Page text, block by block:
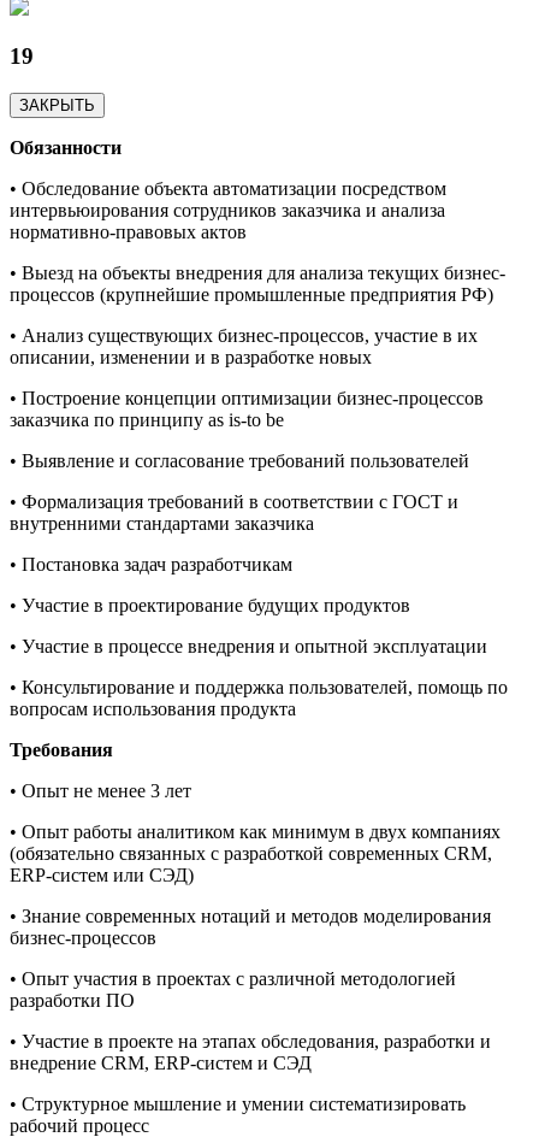
19
ЗАКРЫТЬ
Обязанности
• Обследование объекта автоматизации посредством
интервьюирования сотрудников заказчика и анализа
нормативно-правовых актов
• Выезд на объекты внедрения для анализа текущих бизнес-
процессов (крупнейшие промышленные предприятия РФ)
• Анализ существующих бизнес-процессов, участие в их
описании, изменении и в разработке новых
• Построение концепции оптимизации бизнес-процессов
заказчика по принципу as is-to be
• Выявление и согласование требований пользователей
• Формализация требований в соответствии с ГОСТ и
внутренними стандартами заказчика
• Постановка задач разработчикам
• Участие в проектирование будущих продуктов
• Участие в процессе внедрения и опытной эксплуатации
• Консультирование и поддержка пользователей, помощь по
вопросам использования продукта
Требования
• Опыт не менее 3 лет
• Опыт работы аналитиком как минимум в двух компаниях
(обязательно связанных с разработкой современных CRM,
ERP-систем или СЭД)
• Знание современных нотаций и методов моделирования
бизнес-процессов
• Опыт участия в проектах с различной методологией
разработки ПО
• Участие в проекте на этапах обследования, разработки и
внедрение CRM, ERP-систем и СЭД
• Структурное мышление и умении систематизировать
рабочий процесс